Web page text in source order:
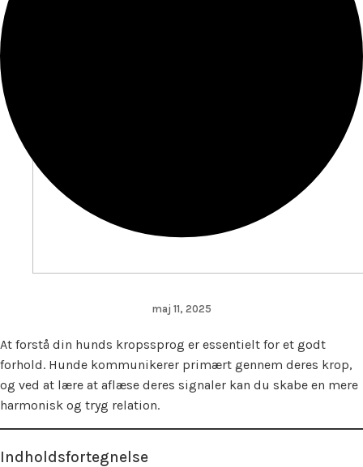
maj 11, 2025
At forstå din hunds kropssprog er essentielt for et godt
forhold. Hunde kommunikerer primært gennem deres krop,
og ved at lære at aflæse deres signaler kan du skabe en mere
harmonisk og tryg relation.
Indholdsfortegnelse